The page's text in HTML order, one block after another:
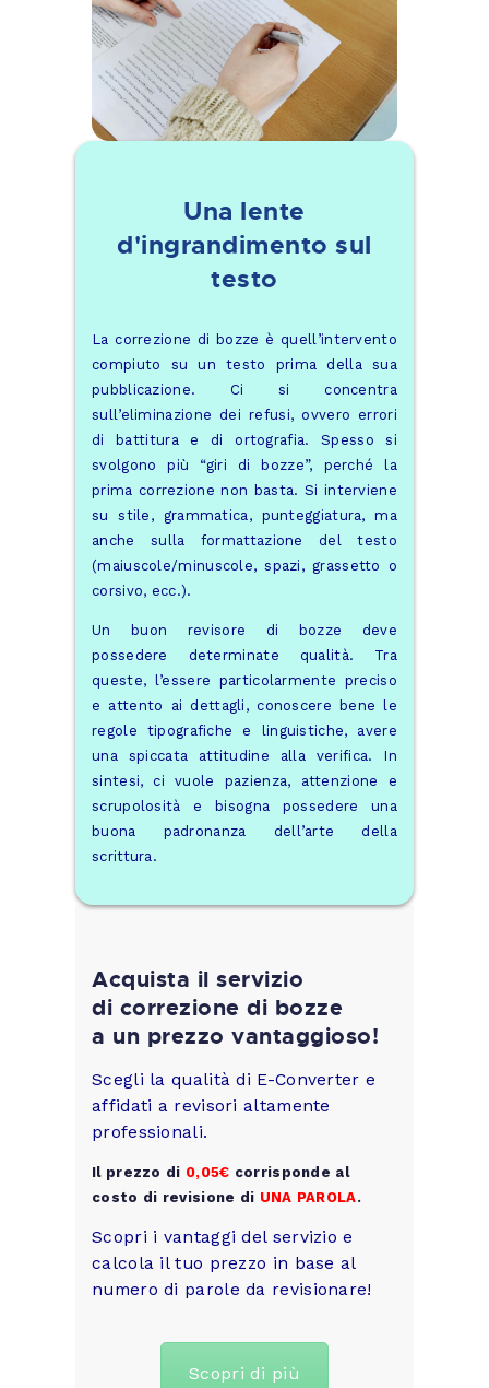
Una lente
d'ingrandimento sul
testo
La correzione di bozze è quell’intervento
compiuto su un testo prima della sua
pubblicazione. Ci si concentra
sull’eliminazione dei refusi, ovvero errori
di battitura e di ortografia. Spesso si
svolgono più “giri di bozze”, perché la
prima correzione non basta. Si interviene
su stile, grammatica, punteggiatura, ma
anche sulla formattazione del testo
(maiuscole/minuscole, spazi, grassetto o
corsivo, ecc.).
Un buon revisore di bozze deve
possedere determinate qualità. Tra
queste, l’essere particolarmente preciso
e attento ai dettagli, conoscere bene le
regole tipografiche e linguistiche, avere
una spiccata attitudine alla verifica. In
sintesi, ci vuole pazienza, attenzione e
scrupolosità e bisogna possedere una
buona padronanza dell’arte della
scrittura.
Acquista il servizio
di correzione di bozze
a un prezzo vantaggioso!
Scegli la qualità di E-Converter e
affidati a revisori altamente
professionali.
Il prezzo di 0,05€ corrisponde al
costo di revisione di UNA PAROLA.
Scopri i vantaggi del servizio e
calcola il tuo prezzo in base al
numero di parole da revisionare!
Scopri di più